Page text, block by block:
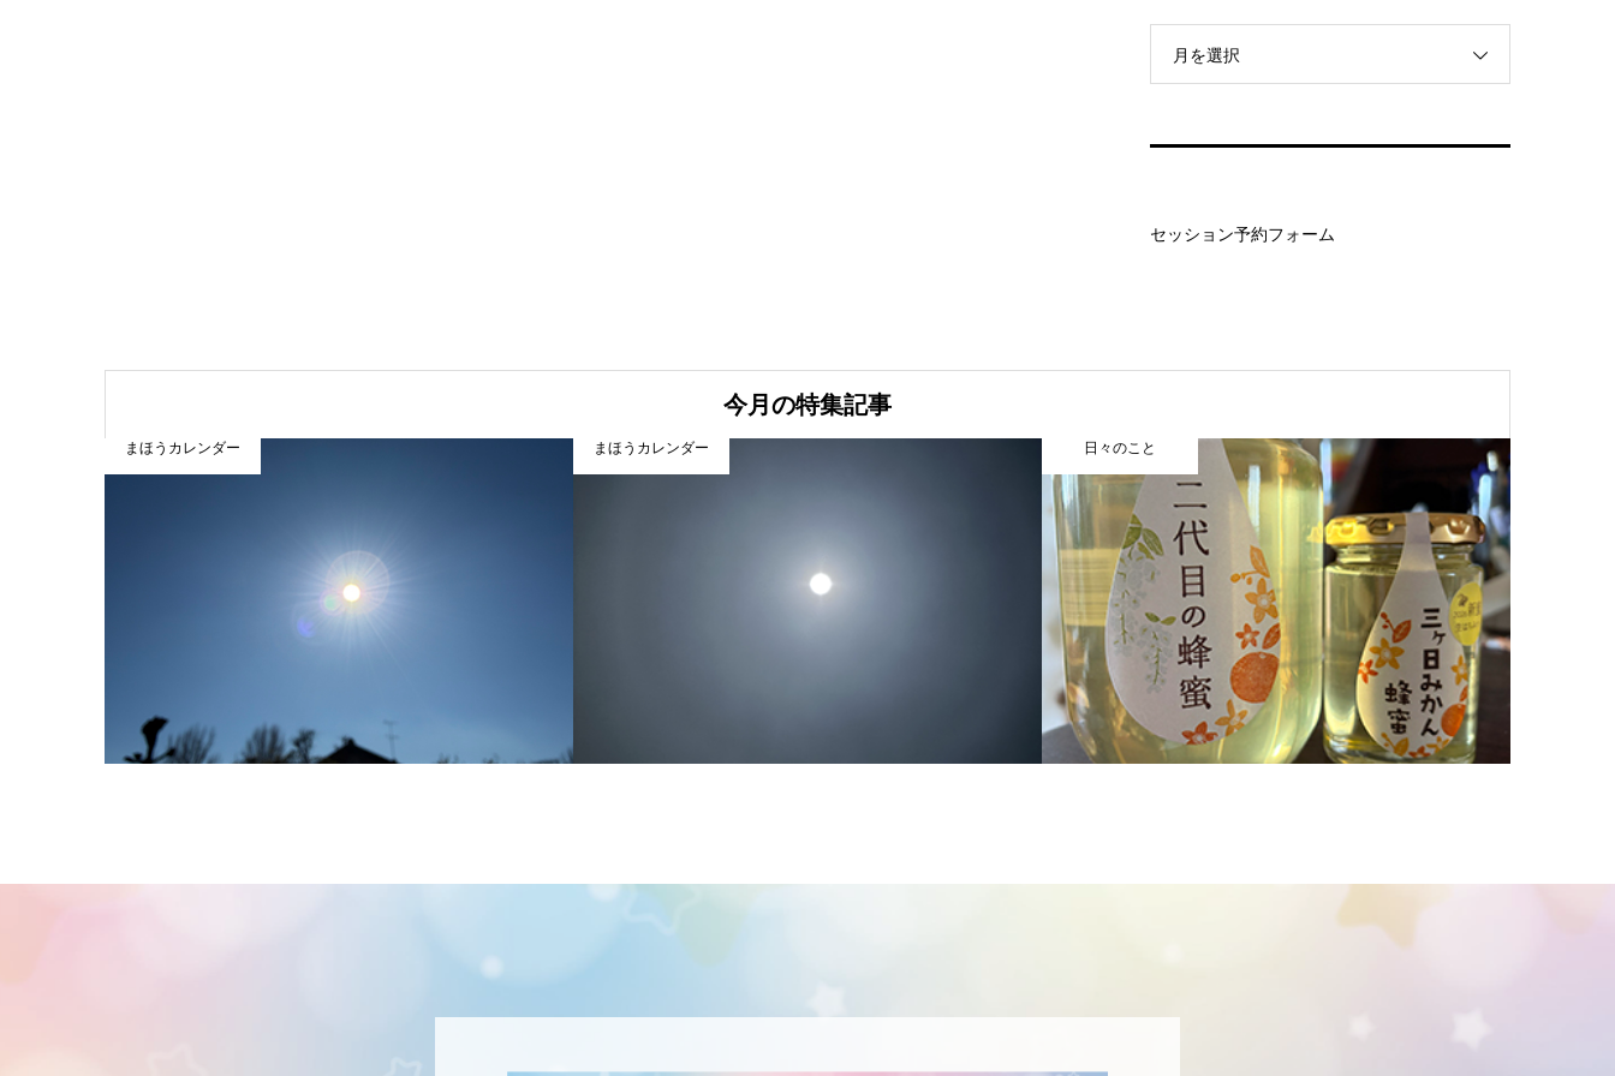
月を選択
セッション予約フォーム
今月の特集記事
まほうカレンダー まほうカレンダー 日々のこと